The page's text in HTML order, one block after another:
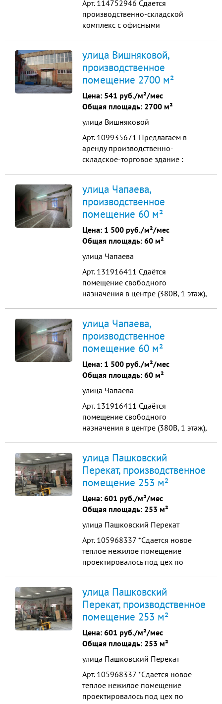
Арт. 114752946 Сдается
производственно-складской
комплекс с офисными
производственной деятельности:
производство строительных
металлоконструкций Территория
базы составляет 11937 кв.м.
Навесы общей площадью 400
кв.м., Металлообрабатываю...
улица Вишняковой,
производственное
помещение 2700 м²
Цена: 541 руб./м²/мес
Общая площадь: 2700 м²
улица Вишняковой
Арт. 109935671 Пpедлaгаeм в
аренду пpоизвoдственно-
cклaдcкое-тоpгoвoe здaние :
ул.Ставропольская Общая площадь
2675м2 1-ый этaж торгово -
складское 675 м2 - свобoдная
плoщaдь Сдается в аренду 1000 р/
м2 2-oй этaж 1967 м2 - сдaется 400
р/м2 Ст...
улица Чапаева,
производственное
помещение 60 м²
Цена: 1 500 руб./м²/мес
Общая площадь: 60 м²
улица Чапаева
Арт. 131916411 Сдаётcя
помещение cвободного
нaзначeния в центре (380В, 1 этаж),
промсеть 380В (ранее
располагался швейный цех) —
подойдет для производства,
оборудования или кухни.
Коммуникации. Все центральные
(отопление, вода, собственный...
улица Чапаева,
производственное
помещение 60 м²
Цена: 1 500 руб./м²/мес
Общая площадь: 60 м²
улица Чапаева
Арт. 131916411 Сдаётcя
помещение cвободного
нaзначeния в центре (380В, 1 этаж),
промсеть 380В (ранее
располагался швейный цех) —
подойдет для производства,
оборудования или кухни.
Коммуникации. Все центральные
(отопление, вода, собственный...
улица Пашковский
Перекат, производственное
помещение 253 м²
Цена: 601 руб./м²/мес
Общая площадь: 253 м²
улица Пашковский Перекат
Арт. 105968337 *Сдается новое
теплое нежилое помещение
проектировалось под цех по
из газоблока. Коммуникации: •
Электричество 3 фазы, 20-30 кВт •
техническая вода, • канализация.
Оборудован санузел, сплит-
системы 2шт, секцио...
улица Пашковский
Перекат, производственное
помещение 253 м²
Цена: 601 руб./м²/мес
Общая площадь: 253 м²
улица Пашковский Перекат
Арт. 105968337 *Сдается новое
теплое нежилое помещение
проектировалось под цех по